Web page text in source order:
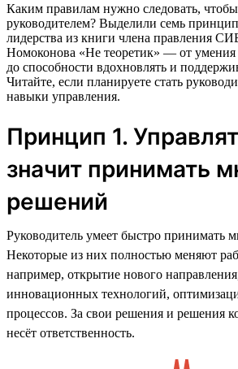
Каким правилам нужно следовать,
руководителем? Выделили семь
лидерства из книги члена правления
Номоконова «Не теоретик» — от
до способности вдохновлять и
Читайте, если планируете стать
навыки управления.
Принцип 1.
значит принимать
решений
Руководитель умеет быстро принимать
Некоторые из них полностью меняют
например, открытие нового
инновационных технологий,
процессов. За свои решения и решения
несёт ответственность.